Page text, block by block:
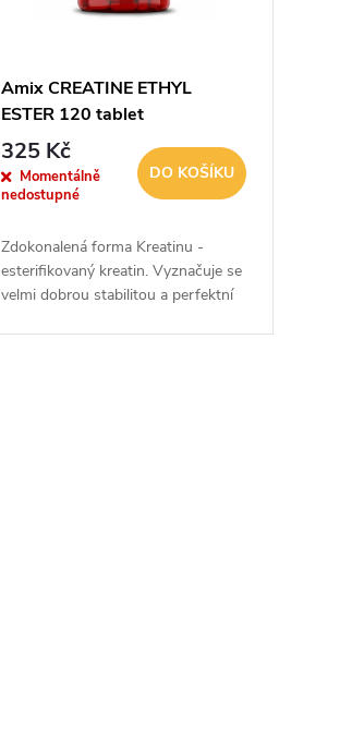
Amix CREATINE ETHYL
ESTER 120 tablet
325 Kč
Momentálně
nedostupné
DO KOŠÍKU
Zdokonalená forma Kreatinu -
esterifikovaný kreatin. Vyznačuje se
velmi dobrou stabilitou a perfektní